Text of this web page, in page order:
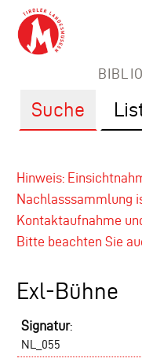
Suche
Hinweis:
Nachlasssammlung
Kontaktaufnahme
Bitte beachten Sie
Exl-
Signatur:
NL_055